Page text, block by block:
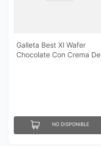
Galleta Best Xl Wafer
Chocolate Con Crema De
NO DISPONIBLE